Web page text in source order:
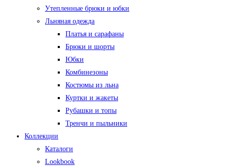
Утепленные брюки и юбки
Льняная одежда
Платья и сарафаны
Брюки и шорты
Юбки
Комбинезоны
Костюмы из льна
Куртки и жакеты
Рубашки и топы
Тренчи и пыльники
Коллекции
Каталоги
Lookbook